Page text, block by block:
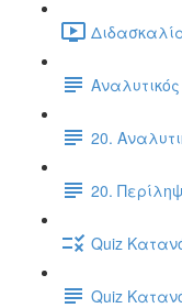
20.
20.
Quiz
Quiz